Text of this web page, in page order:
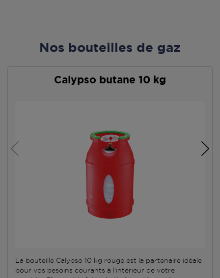
Nos bouteilles de gaz
Calypso butane 10 kg
La bouteille Calypso 10 kg rouge est la partenaire idéale
pour vos besoins courants à l'intérieur de votre